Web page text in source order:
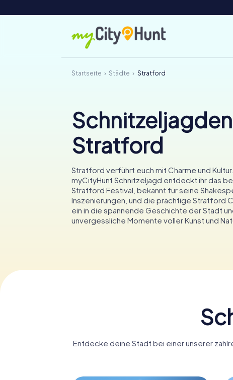
Startseite Städte Stratford
Stratford
Stratford verführt euch mit Charme und
myCityHunt Schnitzeljagd entdeckt ihr das
Stratford Festival, bekannt für seine
Inszenierungen, und die prächtige Stratford
ein in die spannende Geschichte der Stadt
unvergessliche Momente voller Kunst und
Entdecke deine Stadt bei einer unserer